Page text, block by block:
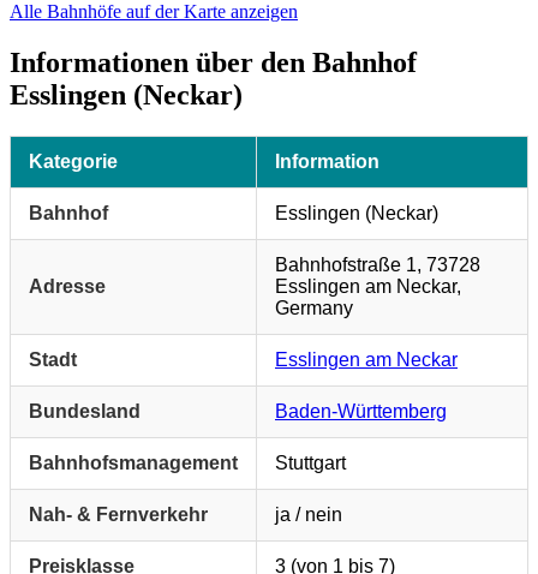
Alle Bahnhöfe auf der Karte anzeigen
Informationen über den Bahnhof
Esslingen (Neckar)
Kategorie Information
Bahnhof Esslingen (Neckar)
Adresse
Bahnhofstraße 1, 73728
Esslingen am Neckar,
Germany
Stadt Esslingen am Neckar
Bundesland Baden-Württemberg
Bahnhofsmanagement Stuttgart
Nah- & Fernverkehr ja / nein
Preisklasse 3 (von 1 bis 7)